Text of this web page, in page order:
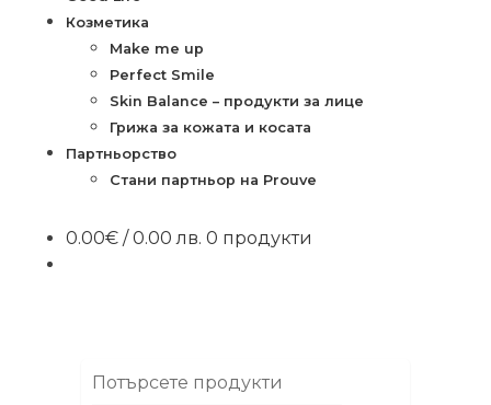
Козметика
Make me up
Perfect Smile
Skin Balance – продукти за лице
Грижа за кожата и косата
Партньорство
Стани партньор на Prouve
0.00€ / 0.00 лв. 0 продукти
Потърсете продукти